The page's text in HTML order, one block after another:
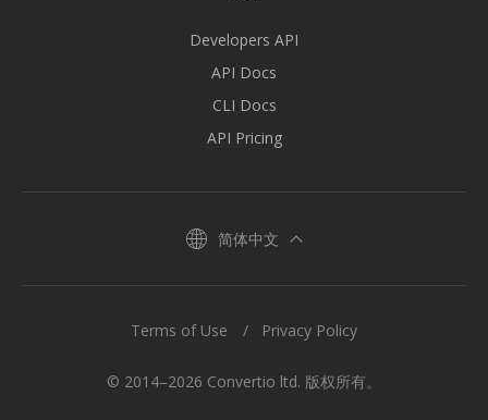
Developers API
API Docs
CLI Docs
API Pricing
简体中文
© 2014–2026 Convertio ltd. 版权所有。
Terms of Use Privacy Policy